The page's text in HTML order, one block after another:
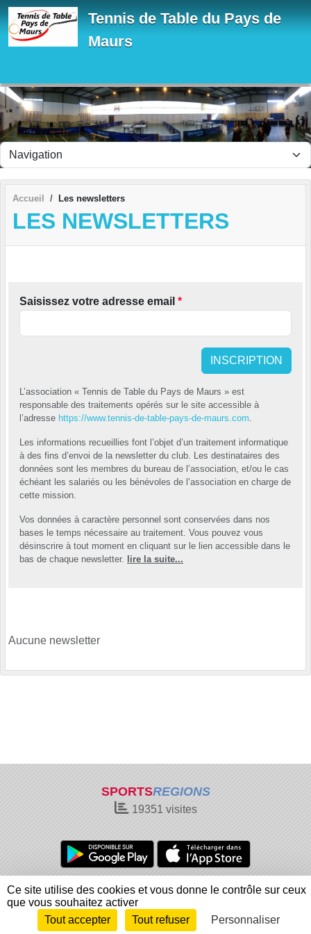
Tennis de Table du Pays de
Maurs
Accueil Les newsletters
LES NEWSLETTERS
Saisissez votre adresse email *
INSCRIPTION
L’association « Tennis de Table du Pays de Maurs » est
responsable des traitements opérés sur le site accessible à
l’adresse https://www.tennis-de-table-pays-de-maurs.com.
Les informations recueillies font l’objet d’un traitement informatique
à des fins d’envoi de la newsletter du club. Les destinataires des
données sont les membres du bureau de l’association, et/ou le cas
échéant les salariés ou les bénévoles de l’association en charge de
cette mission.
Vos données à caractère personnel sont conservées dans nos
bases le temps nécessaire au traitement. Vous pouvez vous
désinscrire à tout moment en cliquant sur le lien accessible dans le
bas de chaque newsletter.
lire la suite...
Aucune newsletter
SPORTSREGIONS
19351 visites
Charte cookies
Gestion des cookies
Informations légales
Signaler un contenu inapproprié
Envie de participer ?
Connexion
Panneau de gestion des cookies
Ce site utilise des cookies et vous donne le contrôle sur ceux
que vous souhaitez activer
Tout accepter
Tout refuser Personnaliser